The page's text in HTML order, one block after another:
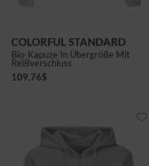
COLORFUL STANDARD
Bio-Kapuze In Übergröße Mit
Reißverschluss
109.76$